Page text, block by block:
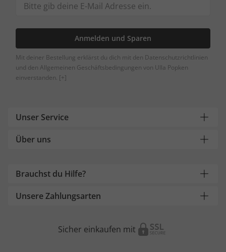
Anmelden und Sparen
Mit deiner Bestellung erklärst du dich mit den Datenschutzrichtlinien
und den Allgemeinen Geschäftsbedingungen von Ulla Popken
einverstanden. [+]
Unser Service
Über uns
Brauchst du Hilfe?
Unsere Zahlungsarten
Sicher einkaufen mit